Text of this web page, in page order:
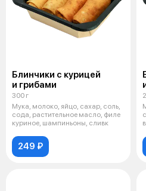
Блинчики с курицей
и грибами
300 г
Мука, молоко, яйцо, сахар, соль,
сода, растительное масло, филе
куриное, шампиньоны, сливк
249 ₽